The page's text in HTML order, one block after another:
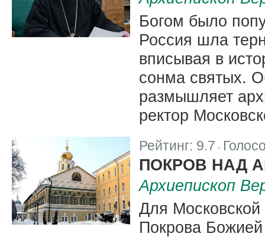
Богом было
Россия шла
вписывая в
сонма святых.
размышляет
ректор
Рейтинг: 9.7 |
ПОКРОВ НАД
Архиепископ
Для Московской
Покрова